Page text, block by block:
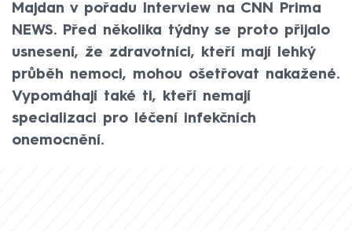
Majdan v pořadu Interview na CNN Prima
NEWS. Před několika týdny se proto přijalo
usnesení, že zdravotníci, kteří mají lehký
průběh nemoci, mohou ošetřovat nakažené.
Vypomáhají také ti, kteří nemají
specializaci pro léčení infekčních
onemocnění.